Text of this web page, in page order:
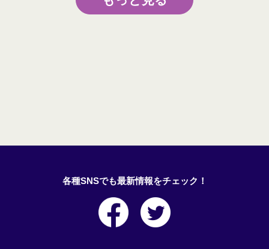
各種SNSでも最新情報をチェック！